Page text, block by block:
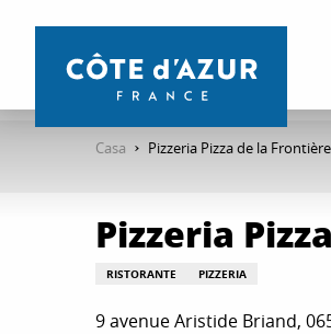
contenu
Casa Pizzeria Pizza de la Frontière
Pizzeria
RISTORANTE PIZZERIA
9 avenue Aristide Briand,